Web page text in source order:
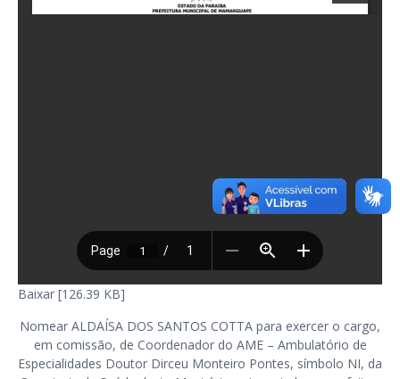
Baixar [126.39 KB]
Nomear ALDAÍSA DOS SANTOS COTTA para exercer o cargo,
em comissão, de Coordenador do AME – Ambulatório de
Especialidades Doutor Dirceu Monteiro Pontes, símbolo NI, da